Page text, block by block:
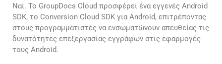
Ναί. Το GroupDocs Cloud προσφέρει ένα εγγενές Android
SDK, το Conversion Cloud SDK για Android, επιτρέποντας
στους προγραμματιστές να ενσωματώνουν απευθείας τις
δυνατότητες επεξεργασίας εγγράφων στις εφαρμογές
τους Android.